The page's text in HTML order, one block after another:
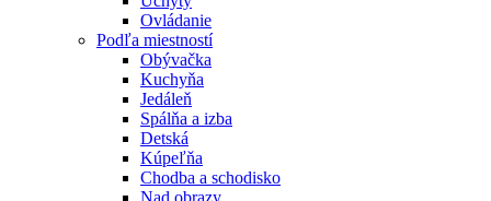
Ovládanie
Podľa miestností
Obývačka
Kuchyňa
Jedáleň
Spálňa a izba
Detská
Kúpeľňa
Chodba a schodisko
Nad obrazy